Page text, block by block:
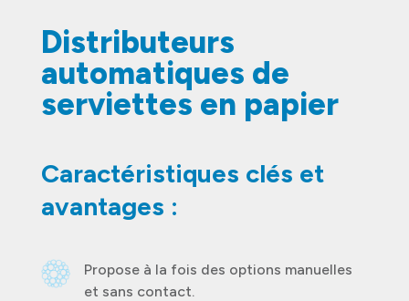
Distributeurs
automatiques de
serviettes en papier
Caractéristiques clés et
avantages :
Propose à la fois des options manuelles
et sans contact.